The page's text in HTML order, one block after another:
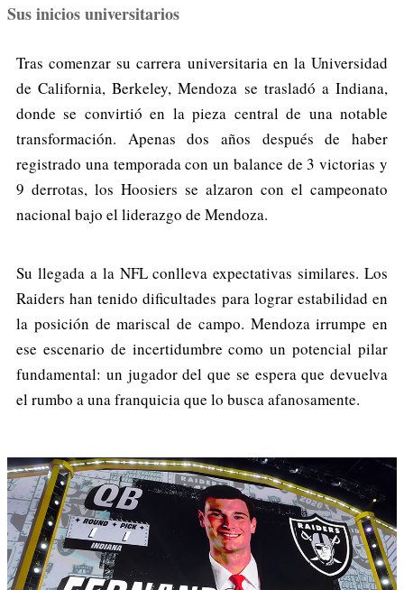
Sus inicios universitarios
Tras comenzar su carrera universitaria en la Universidad
de California, Berkeley, Mendoza se trasladó a Indiana,
donde se convirtió en la pieza central de una notable
transformación. Apenas dos años después de haber
registrado una temporada con un balance de 3 victorias y
9 derrotas, los Hoosiers se alzaron con el campeonato
nacional bajo el liderazgo de Mendoza.
Su llegada a la NFL conlleva expectativas similares. Los
Raiders han tenido dificultades para lograr estabilidad en
la posición de mariscal de campo. Mendoza irrumpe en
ese escenario de incertidumbre como un potencial pilar
fundamental: un jugador del que se espera que devuelva
el rumbo a una franquicia que lo busca afanosamente.